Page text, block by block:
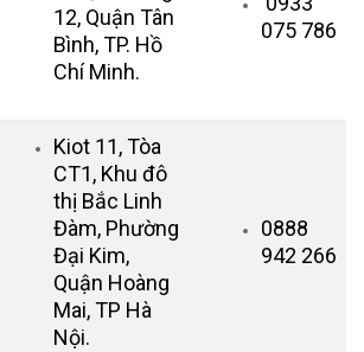
12, Quận Tân
Bình, TP. Hồ
Chí Minh.
075 786
Kiot 11, Tòa
CT1, Khu đô
thị Bắc Linh
Đàm, Phường
Đại Kim,
Quận Hoàng
Mai, TP Hà
Nội.
0888
942 266